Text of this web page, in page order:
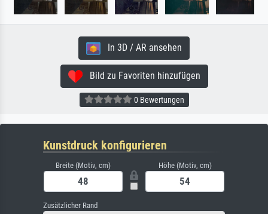
In 3D / AR ansehen
Bild zu Favoriten hinzufügen
0 Bewertungen
Kunstdruck konfigurieren
Breite (Motiv, cm) Höhe (Motiv, cm)
Zusätzlicher Rand